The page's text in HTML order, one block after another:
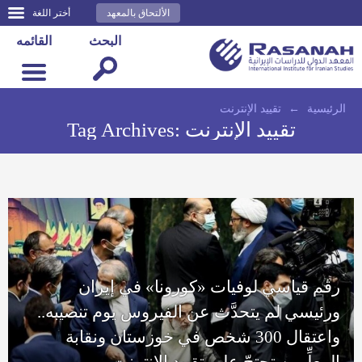
أختر اللغة الألتحاق بالمعهد
القائمه البحث
الرئيسية ← تقييد الإنترنت
Tag Archives: تقييد الإنترنت
رقم قياسي لوفيات «كورونا» في إيران
ورئيسي لم يتحدَّث عن الفيروس يوم تنصيبه..
واعتقال 300 شخص في خوزستان ونقابة